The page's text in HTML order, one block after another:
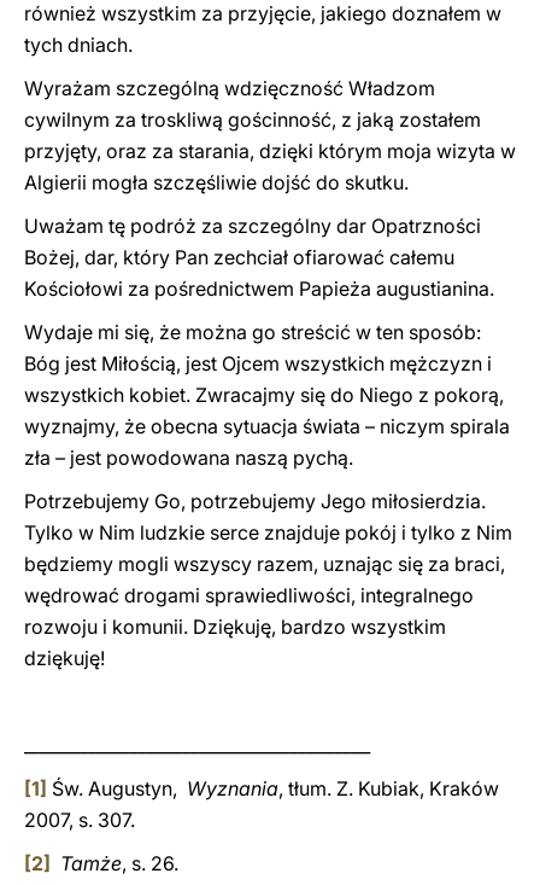
również wszystkim za przyjęcie, jakiego doznałem w
tych dniach.
Wyrażam szczególną wdzięczność Władzom
cywilnym za troskliwą gościnność, z jaką zostałem
przyjęty, oraz za starania, dzięki którym moja wizyta w
Algierii mogła szczęśliwie dojść do skutku.
Uważam tę podróż za szczególny dar Opatrzności
Bożej, dar, który Pan zechciał ofiarować całemu
Kościołowi za pośrednictwem Papieża augustianina.
Wydaje mi się, że można go streścić w ten sposób:
Bóg jest Miłością, jest Ojcem wszystkich mężczyzn i
wszystkich kobiet. Zwracajmy się do Niego z pokorą,
wyznajmy, że obecna sytuacja świata – niczym spirala
zła – jest powodowana naszą pychą.
Potrzebujemy Go, potrzebujemy Jego miłosierdzia.
Tylko w Nim ludzkie serce znajduje pokój i tylko z Nim
będziemy mogli wszyscy razem, uznając się za braci,
wędrować drogami sprawiedliwości, integralnego
rozwoju i komunii. Dziękuję, bardzo wszystkim
dziękuję!
[1] Św. Augustyn, Wyznania, tłum. Z. Kubiak, Kraków
2007, s. 307.
[2] Tamże, s. 26.